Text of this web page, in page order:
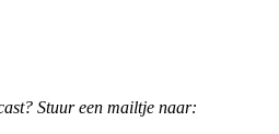
Stuur een mailtje naar: